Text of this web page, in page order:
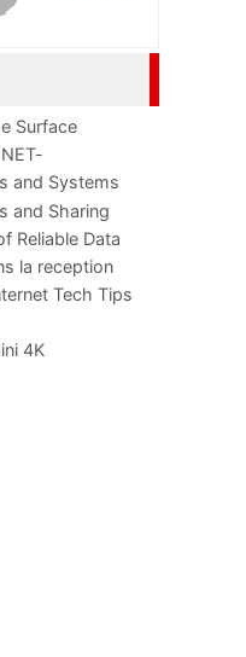
Surface
and Systems
and Sharing
Reliable Data
la reception
Tech Tips
4K